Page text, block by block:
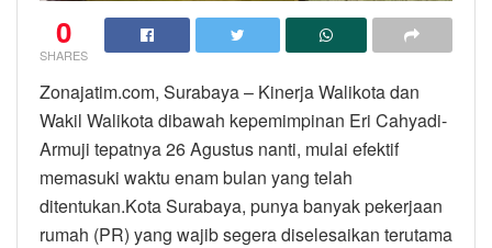
0
SHARES
Zonajatim.com, Surabaya – Kinerja Walikota dan
Wakil Walikota dibawah kepemimpinan Eri Cahyadi-
Armuji tepatnya 26 Agustus nanti, mulai efektif
memasuki waktu enam bulan yang telah
ditentukan.Kota Surabaya, punya banyak pekerjaan
rumah (PR) yang wajib segera diselesaikan terutama